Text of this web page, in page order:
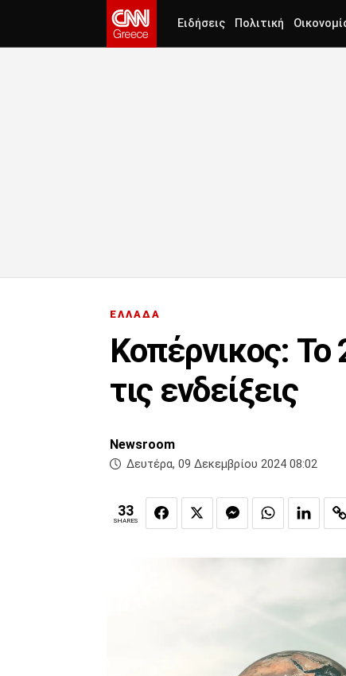
Ειδήσεις Πολιτική
ΕΛΛΑΔΑ
Κοπέρνικος:
τις ενδείξεις
Newsroom
Δευτέρα, 09 Δεκεμβρίου 2024 08:02
33
SHARES